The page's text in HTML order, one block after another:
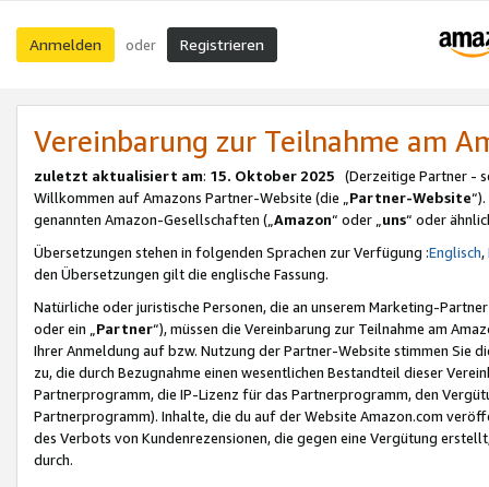
Anmelden oder Registrieren
Vereinbarung zur Teilnahme am
zuletzt aktualisiert am: 15. Oktober 2025 (Derzeitige Partner -
Willkommen auf Amazons Partner-Website (die „Partner-Website
genannten Amazon-Gesellschaften („Amazon“ oder „uns“ oder
Übersetzungen stehen in folgenden Sprachen zur Verfügung :Englisch,
den Übersetzungen gilt die englische Fassung.
Natürliche oder juristische Personen, die an unserem Marketing-
oder ein „Partner“), müssen die Vereinbarung zur Teilnahme am
Ihrer Anmeldung auf bzw. Nutzung der Partner-Website stimmen Sie
zu, die durch Bezugnahme einen wesentlichen Bestandteil dieser
Partnerprogramm, die IP-Lizenz für das Partnerprogramm, den
Partnerprogramm). Inhalte, die du auf der Website Amazon.com
des Verbots von Kundenrezensionen, die gegen eine Vergütung
durch.